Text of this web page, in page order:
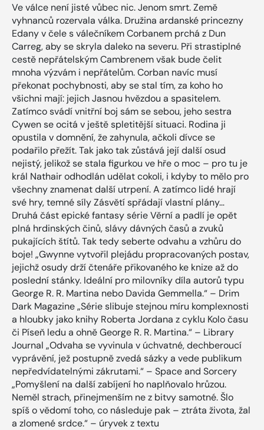
Ve válce není jisté vůbec nic. Jenom smrt. Země
vyhnanců rozervala válka. Družina ardanské princezny
Edany v čele s válečníkem Corbanem prchá z Dun
Carreg, aby se skryla daleko na severu. Při strastiplné
cestě nepřátelským Cambrenem však bude čelit
mnoha výzvám i nepřátelům. Corban navíc musí
překonat pochybnosti, aby se stal tím, za koho ho
všichni mají: jejich Jasnou hvězdou a spasitelem.
Zatímco svádí vnitřní boj sám se sebou, jeho sestra
Cywen se ocitá v ještě spletitější situaci. Rodina ji
opustila v domnění, že zahynula, ačkoli dívce se
podařilo přežít. Tak jako tak zůstává její další osud
nejistý, jelikož se stala figurkou ve hře o moc – pro tu je
král Nathair odhodlán udělat cokoli, i kdyby to mělo pro
všechny znamenat další utrpení. A zatímco lidé hrají
své hry, temné síly Zásvětí spřádají vlastní plány…
Druhá část epické fantasy série Věrní a padlí je opět
plná hrdinských činů, slávy dávných časů a zvuků
pukajících štítů. Tak tedy seberte odvahu a vzhůru do
boje! „Gwynne vytvořil plejádu propracovaných postav,
jejichž osudy drží čtenáře přikovaného ke knize až do
poslední stánky. Ideální pro milovníky díla autorů typu
George R. R. Martina nebo Davida Gemmella.“ – Drim
Dark Magazine „Série slibuje stejnou míru komplexnosti
a hloubky jako knihy Roberta Jordana z cyklu Kolo času
či Píseň ledu a ohně George R. R. Martina.“ – Library
Journal „Odvaha se vyvinula v úchvatné, dechberoucí
vyprávění, jež postupně zvedá sázky a vede publikum
nepředvídatelnými zákrutami.“ – Space and Sorcery
„Pomyšlení na další zabíjení ho naplňovalo hrůzou.
Neměl strach, přinejmenším ne z bitvy samotné. Šlo
spíš o vědomí toho, co následuje pak – ztráta života, žal
a zlomené srdce.“ – úryvek z textu